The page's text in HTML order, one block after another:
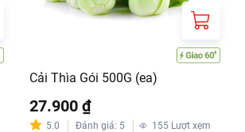
Cải Thìa Gói 500G (ea)
27.900 ₫
5.0 Đánh giá: 5 155 Lượt xem